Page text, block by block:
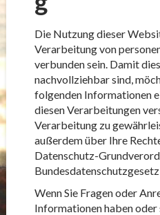
Die Nutzung dieser
Verarbeitung von
verbunden sein. Damit
nachvollziehbar sind,
folgenden Informationen
diesen Verarbeitungen
Verarbeitung zu
außerdem über Ihre
Datenschutz-
Wenn Sie Fragen oder
Informationen haben oder